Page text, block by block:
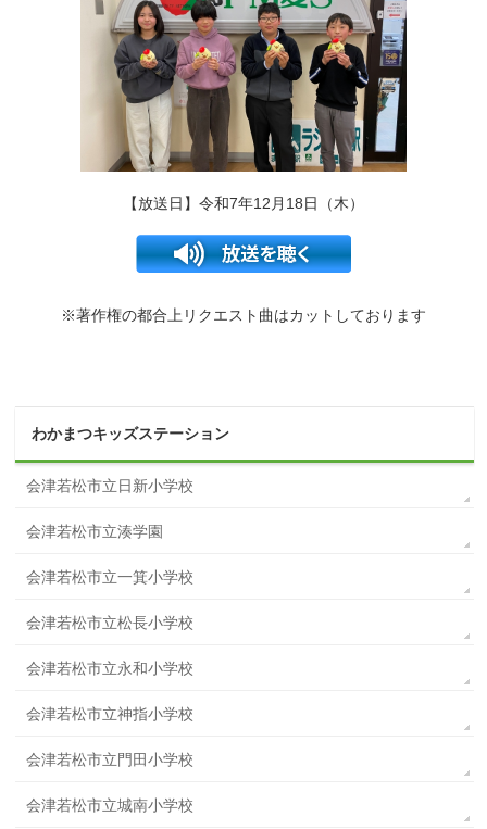
【放送日】令和7年12月18日（木）
※著作権の都合上リクエスト曲はカットしております
わかまつキッズステーション
会津若松市立日新小学校
会津若松市立湊学園
会津若松市立一箕小学校
会津若松市立松長小学校
会津若松市立永和小学校
会津若松市立神指小学校
会津若松市立門田小学校
会津若松市立城南小学校